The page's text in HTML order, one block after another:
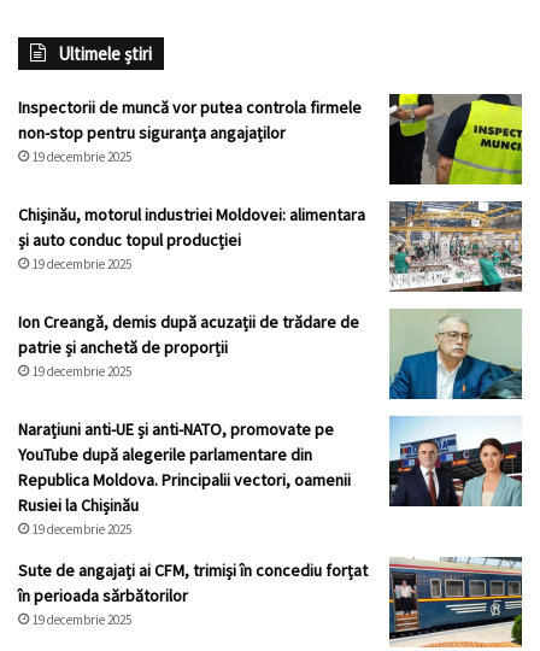
Ultimele știri
Inspectorii de muncă vor putea controla firmele
non-stop pentru siguranța angajaților
19 decembrie 2025
Chișinău, motorul industriei Moldovei: alimentara
și auto conduc topul producției
19 decembrie 2025
Ion Creangă, demis după acuzații de trădare de
patrie și anchetă de proporții
19 decembrie 2025
Narațiuni anti-UE și anti-NATO, promovate pe
YouTube după alegerile parlamentare din
Republica Moldova. Principalii vectori, oamenii
Rusiei la Chișinău
19 decembrie 2025
Sute de angajați ai CFM, trimiși în concediu forțat
în perioada sărbătorilor
19 decembrie 2025